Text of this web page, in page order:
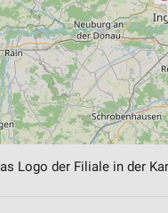
Logo der Filiale in der